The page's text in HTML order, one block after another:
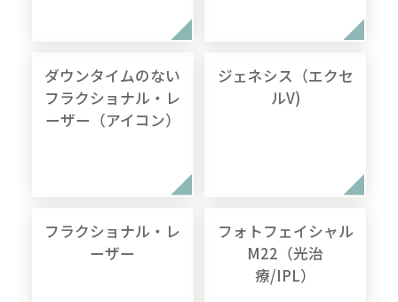
ダウンタイムのない
フラクショナル・レ
ーザー（アイコン）
ジェネシス（エクセ
ルV)
フラクショナル・レ
ーザー
フォトフェイシャル
M22（光治
療/IPL）